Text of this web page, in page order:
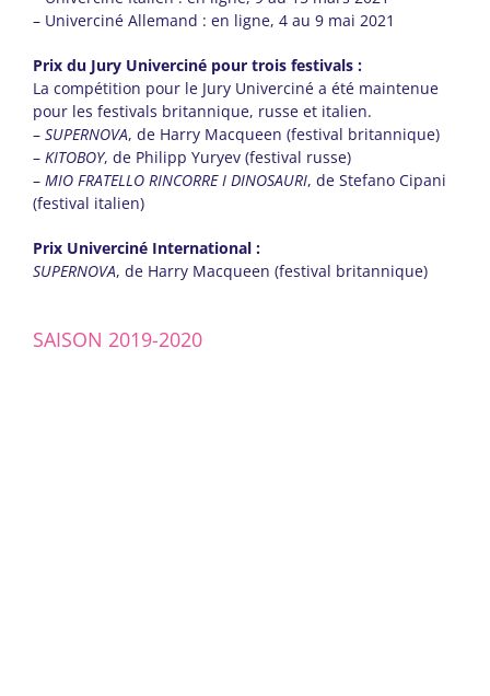
– Univerciné Allemand : en ligne, 4 au 9 mai 2021
Prix du Jury Univerciné pour trois festivals :
La compétition pour le Jury Univerciné a été maintenue
pour les festivals britannique, russe et italien.
– SUPERNOVA, de Harry Macqueen (festival britannique)
– KITOBOY, de Philipp Yuryev (festival russe)
– MIO FRATELLO RINCORRE I DINOSAURI, de Stefano Cipani
(festival italien)
Prix Univerciné International :
SUPERNOVA, de Harry Macqueen (festival britannique)
SAISON 2019-2020